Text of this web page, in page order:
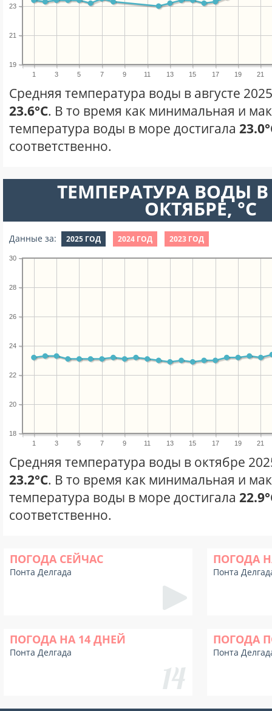
1 3 5 7 9 11 13 15 17 19 21
19
21
23
Средняя температура воды в августе
23.6°C. В то время как минимальная и
температура воды в море достигала
соответственно.
ТЕМПЕРАТУРА ВОДЫ
ОКТЯБРЕ, °C
Данные за: 2025 ГОД 2024 ГОД 2023 ГОД
1 3 5 7 9 11 13 15 17 19 21
18
20
22
24
26
28
30
Средняя температура воды в октябре
23.2°C. В то время как минимальная и
температура воды в море достигала
соответственно.
ПОГОДА СЕЙЧАС
Понта Делгада
ПОГОДА
Понта
ПОГОДА НА 14 ДНЕЙ
Понта Делгада
ПОГОДА
Понта